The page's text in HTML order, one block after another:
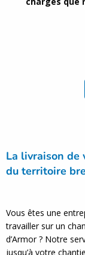
La livraison
du territoire
Vous êtes une
travailler sur un
d’Armor ? Notre
jusqu’à votre